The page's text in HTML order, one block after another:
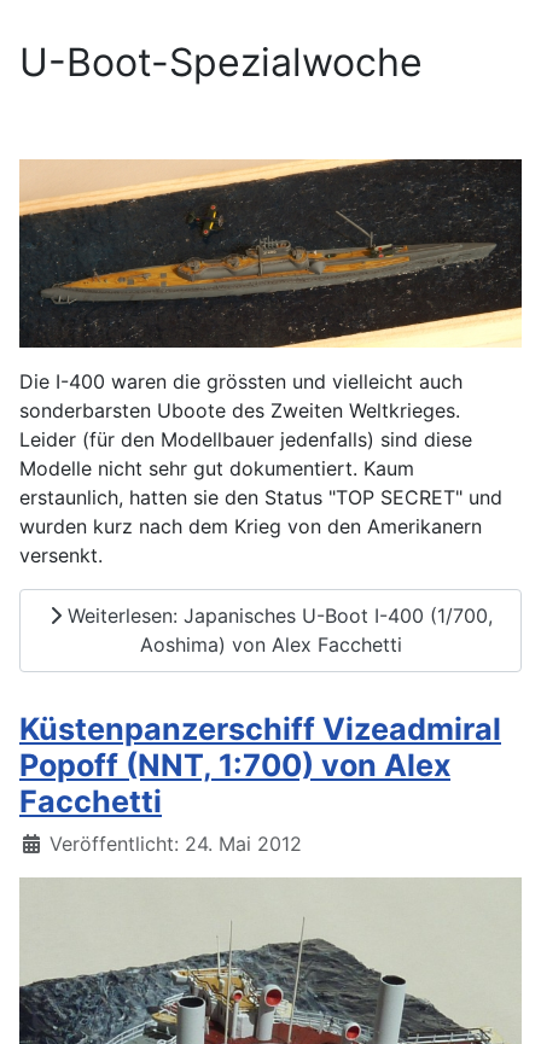
U-Boot-Spezialwoche
Die I-400 waren die grössten und vielleicht auch
sonderbarsten Uboote des Zweiten Weltkrieges.
Leider (für den Modellbauer jedenfalls) sind diese
Modelle nicht sehr gut dokumentiert. Kaum
erstaunlich, hatten sie den Status "TOP SECRET" und
wurden kurz nach dem Krieg von den Amerikanern
versenkt.
Weiterlesen: Japanisches U-Boot I-400 (1/700,
Aoshima) von Alex Facchetti
Küstenpanzerschiff Vizeadmiral
Popoff (NNT, 1:700) von Alex
Facchetti
Details
Veröffentlicht: 24. Mai 2012